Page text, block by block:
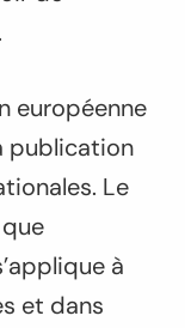
européenne
publication
Le
à
et dans